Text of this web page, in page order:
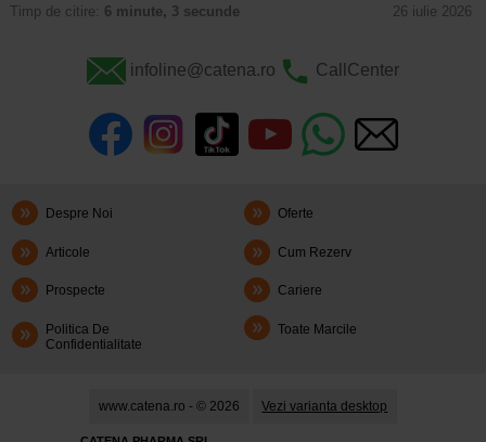
Timp de citire: 6 minute, 3 secunde 26 iulie 2026
infoline@catena.ro CallCenter
Despre Noi Oferte
Articole Cum Rezerv
Prospecte Cariere
Politica De
Confidentialitate
Toate Marcile
www.catena.ro - © 2026 Vezi varianta desktop